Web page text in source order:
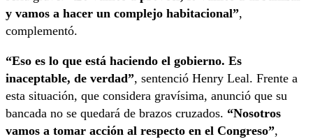
y vamos a hacer un complejo habitacional”,
complementó.
“Eso es lo que está haciendo el gobierno. Es
inaceptable, de verdad”, sentenció Henry Leal. Frente a
esta situación, que considera gravísima, anunció que su
bancada no se quedará de brazos cruzados. “Nosotros
vamos a tomar acción al respecto en el Congreso”,